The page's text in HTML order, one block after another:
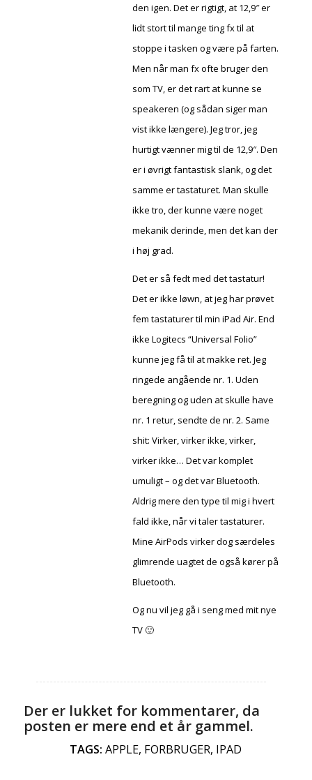
den igen. Det er rigtigt, at 12,9″ er
lidt stort til mange ting fx til at
stoppe i tasken og være på farten.
Men når man fx ofte bruger den
som TV, er det rart at kunne se
speakeren (og sådan siger man
vist ikke længere). Jeg tror, jeg
hurtigt vænner mig til de 12,9″. Den
er i øvrigt fantastisk slank, og det
samme er tastaturet. Man skulle
ikke tro, der kunne være noget
mekanik derinde, men det kan der
i høj grad.
Det er så fedt med det tastatur!
Det er ikke løwn, at jeg har prøvet
fem tastaturer til min iPad Air. End
ikke Logitecs “Universal Folio”
kunne jeg få til at makke ret. Jeg
ringede angående nr. 1. Uden
beregning og uden at skulle have
nr. 1 retur, sendte de nr. 2. Same
shit: Virker, virker ikke, virker,
virker ikke… Det var komplet
umuligt – og det var Bluetooth.
Aldrig mere den type til mig i hvert
fald ikke, når vi taler tastaturer.
Mine AirPods virker dog særdeles
glimrende uagtet de også kører på
Bluetooth.
Og nu vil jeg gå i seng med mit nye
TV 🙂
Der er lukket for kommentarer, da
posten er mere end et år gammel.
TAGS: APPLE, FORBRUGER, IPAD